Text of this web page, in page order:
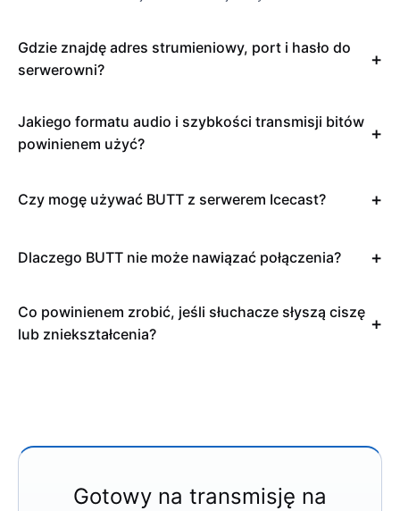
Gdzie znajdę adres strumieniowy, port i hasło do
serwerowni?
Jakiego formatu audio i szybkości transmisji bitów
powinienem użyć?
Czy mogę używać BUTT z serwerem Icecast?
Dlaczego BUTT nie może nawiązać połączenia?
Co powinienem zrobić, jeśli słuchacze słyszą ciszę
lub zniekształcenia?
Gotowy na transmisję na